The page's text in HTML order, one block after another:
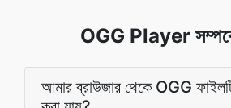
OGG Player
আমার ব্রাউজার থেকে OGG